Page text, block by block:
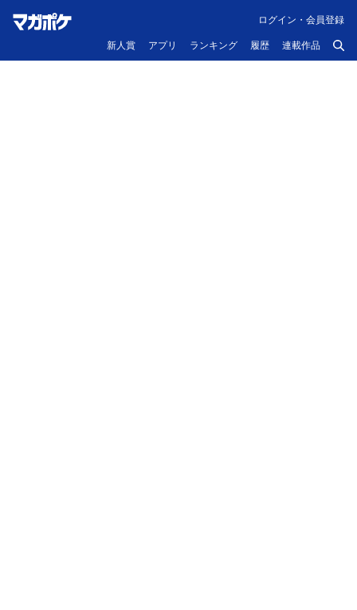
新人賞 アプリ ランキング 履歴 連載作品
ログイン・会員登録